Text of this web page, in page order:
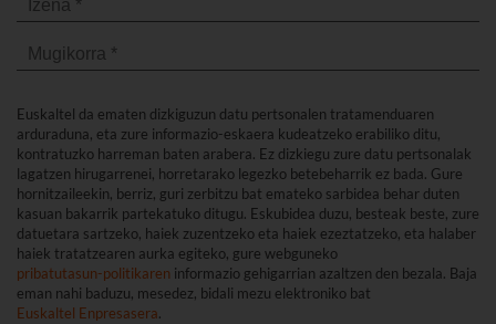
Euskaltel da ematen dizkiguzun datu pertsonalen tratamenduaren
arduraduna, eta zure informazio-eskaera kudeatzeko erabiliko ditu,
kontratuzko harreman baten arabera. Ez dizkiegu zure datu pertsonalak
lagatzen hirugarrenei, horretarako legezko betebeharrik ez bada. Gure
hornitzaileekin, berriz, guri zerbitzu bat emateko sarbidea behar duten
kasuan bakarrik partekatuko ditugu. Eskubidea duzu, besteak beste, zure
datuetara sartzeko, haiek zuzentzeko eta haiek ezeztatzeko, eta halaber
haiek tratatzearen aurka egiteko, gure webguneko
pribatutasun-politikaren informazio gehigarrian azaltzen den bezala. Baja
eman nahi baduzu, mesedez, bidali mezu elektroniko bat
Euskaltel Enpresasera.